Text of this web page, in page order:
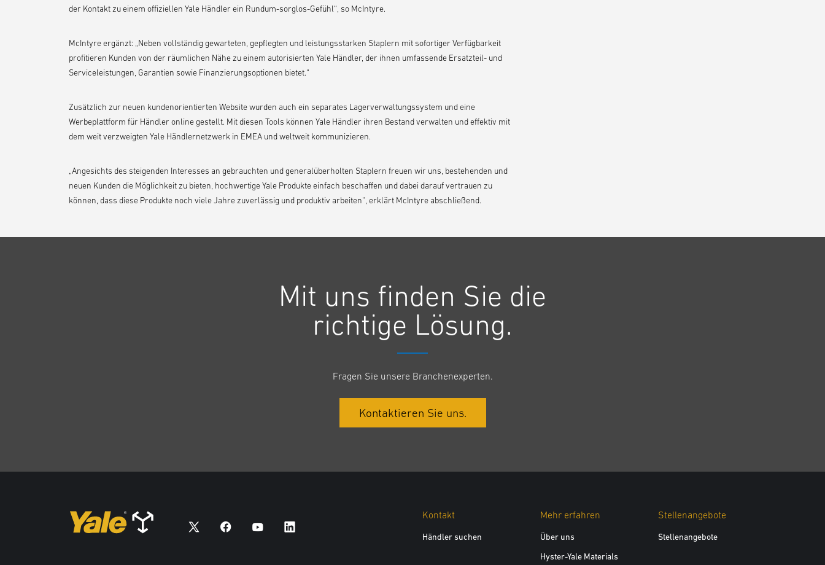
der Kontakt zu einem offiziellen Yale Händler ein Rundum-sorglos-Gefühl“, so McIntyre.
McIntyre ergänzt: „Neben vollständig gewarteten, gepflegten und leistungsstarken Staplern mit sofortiger Verfügbarkeit
profitieren Kunden von der räumlichen Nähe zu einem autorisierten Yale Händler, der ihnen umfassende Ersatzteil- und
Serviceleistungen, Garantien sowie Finanzierungsoptionen bietet.“
Zusätzlich zur neuen kundenorientierten Website wurden auch ein separates Lagerverwaltungssystem und eine
Werbeplattform für Händler online gestellt. Mit diesen Tools können Yale Händler ihren Bestand verwalten und effektiv mit
dem weit verzweigten Yale Händlernetzwerk in EMEA und weltweit kommunizieren.
„Angesichts des steigenden Interesses an gebrauchten und generalüberholten Staplern freuen wir uns, bestehenden und
neuen Kunden die Möglichkeit zu bieten, hochwertige Yale Produkte einfach beschaffen und dabei darauf vertrauen zu
können, dass diese Produkte noch viele Jahre zuverlässig und produktiv arbeiten“, erklärt McIntyre abschließend.
Mit uns finden Sie die
richtige Lösung.
Fragen Sie unsere Branchenexperten.
Kontaktieren Sie uns.
Kontakt
Händler suchen
Mehr erfahren
Über uns
Hyster-Yale Materials
Stellenangebote
Stellenangebote